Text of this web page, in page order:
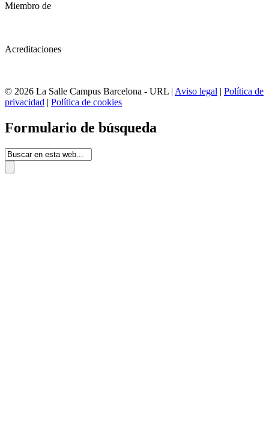
Miembro de
Acreditaciones
© 2026 La Salle Campus Barcelona - URL | Aviso legal | Política de
privacidad | Política de cookies
Formulario de búsqueda